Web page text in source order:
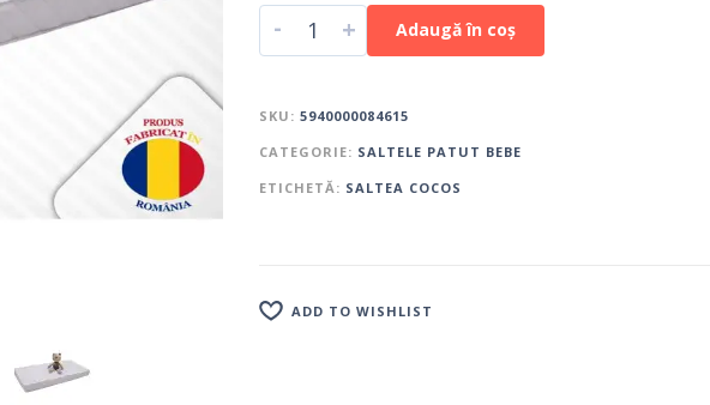
- + Adaugă în coș
SKU: 5940000084615
CATEGORIE: SALTELE PATUT BEBE
ETICHETĂ: SALTEA COCOS
ADD TO WISHLIST